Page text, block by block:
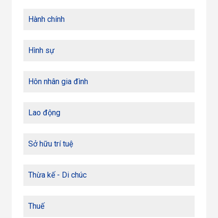
Hành chính
Hình sự
Hôn nhân gia đình
Lao động
Sở hữu trí tuệ
Thừa kế - Di chúc
Thuế